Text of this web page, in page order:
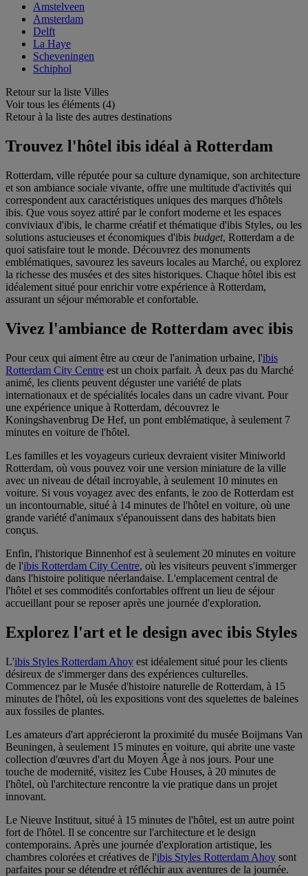
Amstelveen
Amsterdam
Delft
La Haye
Scheveningen
Schiphol
Retour sur la liste Villes
Voir tous les éléments (4)
Retour à la liste des autres destinations
Trouvez l'hôtel ibis idéal à Rotterdam
Rotterdam, ville réputée pour sa culture dynamique, son architecture
et son ambiance sociale vivante, offre une multitude d'activités qui
correspondent aux caractéristiques uniques des marques d'hôtels
ibis. Que vous soyez attiré par le confort moderne et les espaces
conviviaux d'ibis, le charme créatif et thématique d'ibis Styles, ou les
solutions astucieuses et économiques d'ibis budget, Rotterdam a de
quoi satisfaire tout le monde. Découvrez des monuments
emblématiques, savourez les saveurs locales au Marché, ou explorez
la richesse des musées et des sites historiques. Chaque hôtel ibis est
idéalement situé pour enrichir votre expérience à Rotterdam,
assurant un séjour mémorable et confortable.
Vivez l'ambiance de Rotterdam avec ibis
Pour ceux qui aiment être au cœur de l'animation urbaine, l'ibis
Rotterdam City Centre est un choix parfait. À deux pas du Marché
animé, les clients peuvent déguster une variété de plats
internationaux et de spécialités locales dans un cadre vivant. Pour
une expérience unique à Rotterdam, découvrez le
Koningshavenbrug De Hef, un pont emblématique, à seulement 7
minutes en voiture de l'hôtel.
Les familles et les voyageurs curieux devraient visiter Miniworld
Rotterdam, où vous pouvez voir une version miniature de la ville
avec un niveau de détail incroyable, à seulement 10 minutes en
voiture. Si vous voyagez avec des enfants, le zoo de Rotterdam est
un incontournable, situé à 14 minutes de l'hôtel en voiture, où une
grande variété d'animaux s'épanouissent dans des habitats bien
conçus.
Enfin, l'historique Binnenhof est à seulement 20 minutes en voiture
de l'ibis Rotterdam City Centre, où les visiteurs peuvent s'immerger
dans l'histoire politique néerlandaise. L'emplacement central de
l'hôtel et ses commodités confortables offrent un lieu de séjour
accueillant pour se reposer après une journée d'exploration.
Explorez l'art et le design avec ibis Styles
L'ibis Styles Rotterdam Ahoy est idéalement situé pour les clients
désireux de s'immerger dans des expériences culturelles.
Commencez par le Musée d'histoire naturelle de Rotterdam, à 15
minutes de l'hôtel, où les expositions vont des squelettes de baleines
aux fossiles de plantes.
Les amateurs d'art apprécieront la proximité du musée Boijmans Van
Beuningen, à seulement 15 minutes en voiture, qui abrite une vaste
collection d'œuvres d'art du Moyen Âge à nos jours. Pour une
touche de modernité, visitez les Cube Houses, à 20 minutes de
l'hôtel, où l'architecture rencontre la vie pratique dans un projet
innovant.
Le Nieuve Instituut, situé à 15 minutes de l'hôtel, est un autre point
fort de l'hôtel. Il se concentre sur l'architecture et le design
contemporains. Après une journée d'exploration artistique, les
chambres colorées et créatives de l'ibis Styles Rotterdam Ahoy sont
parfaites pour se détendre et réfléchir aux aventures de la journée.